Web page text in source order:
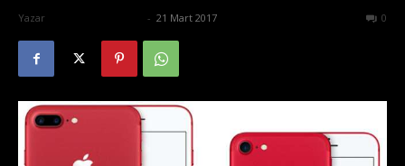
Yazar - 21 Mart 2017 0